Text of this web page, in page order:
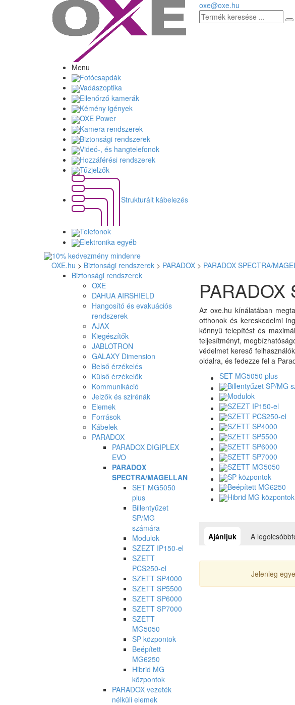
oxe@oxe.hu
Menu
Fotócsapdák
Vadászoptika
Ellenőrző kamerák
Kémény igények
OXE Power
Kamera rendszerek
Biztonsági rendszerek
Videó-, és hangtelefonok
Hozzáférési rendszerek
Tűzjelzők
Strukturált kábelezés
Telefonok
Elektronika egyéb
OXE.hu > Biztonsági rendszerek > PARADOX > PARADOX SPECTRA/
Biztonsági rendszerek
OXE
DAHUA AIRSHIELD
Hangosító és evakuációs
rendszerek
AJAX
Kiegészítők
JABLOTRON
GALAXY Dimension
Belső érzékelés
Külső érzékelők
Kommunikáció
Jelzők és szirénák
Elemek
Források
Kábelek
PARADOX
PARADOX DIGIPLEX
EVO
PARADOX
SPECTRA/MAGELLAN
SET MG5050
plus
Billentyűzet
SP/MG
számára
Modulok
SZEZT IP150-el
SZETT
PCS250-el
SZETT SP4000
SZETT SP5500
SZETT SP6000
SZETT SP7000
SZETT
MG5050
SP központok
Beépített
MG6250
Hibrid MG
központok
PARADOX vezeték
nélküli elemek
PARADOX
Az oxe.hu kínálatában
otthonok és kereskedelmi
könnyű telepítést és
teljesítményt,
védelmet kereső
oldalra, és fedezze fel a
SET MG5050 plus
Billentyűzet SP/MG
Modulok
SZEZT IP150-el
SZETT PCS250-el
SZETT SP4000
SZETT SP5500
SZETT SP6000
SZETT SP7000
SZETT MG5050
SP központok
Beépített MG6250
Hibrid MG központok
Ajánljuk A
Jelenleg